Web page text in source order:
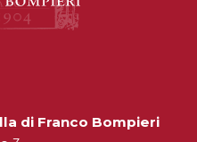
di Franco Bompieri